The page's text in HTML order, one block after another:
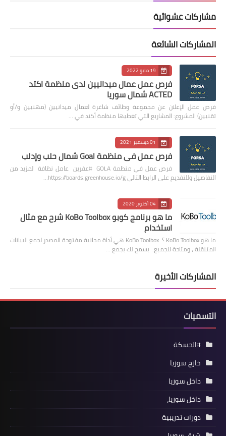
مشاركات عشوائية
المشاركات الشائعة
19 مايو 2022
فرص عمل عمال ميدانيين لدى منظمة اكتد
ACTED شمال سوريا
فرص عمل الإعلان عن مجموعة وظائف شاغرة لعمال ميدانيين (مهنيين و/أو
تقنيين) المشروع: المشاريع التي تغطيها منظمة أكتد في …
01 ديسمبر 2021
فرص عمل في منظمة Goal شمال حلب وإدلب
فرص عمل في منظمة GOLA #عفرين عامل نظافة لمزيد من
التفاصيل وللتقديم على الرابط التالي https://boards.greenhouse.io/g…
04 أكتوبر 2020
ما هو برنامج كوبو KoBo Toolbox شرح مع مثال
استخدام
ما هو KoBo Toolbox ؟ KoBo Toolbox هي أداة مجانية مفتوحة المصدر لجمع البيانات
المتنقلة ، ومتاحة للجميع. يسمح لك بجمع …
المشاركات الأخيرة
التسميات
#الحسكة
خارج سوريا
داخل سوريا
داخل سوريا،
دورات تدريبية